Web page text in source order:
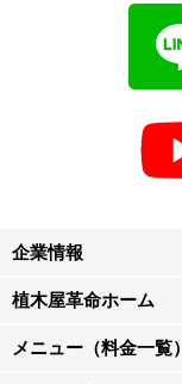
企業情報
植木屋革命ホーム
メニュー（料金一覧）